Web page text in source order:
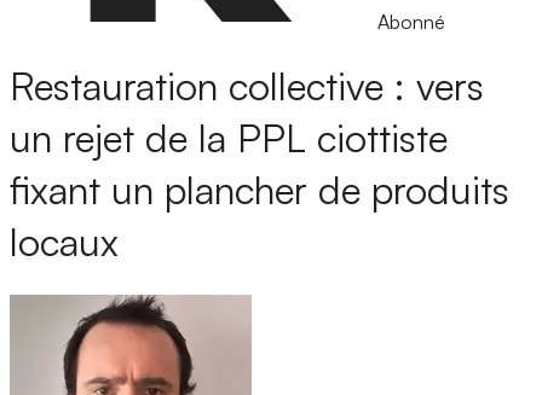
Abonné
Restauration collective : vers
un rejet de la PPL ciottiste
fixant un plancher de produits
locaux